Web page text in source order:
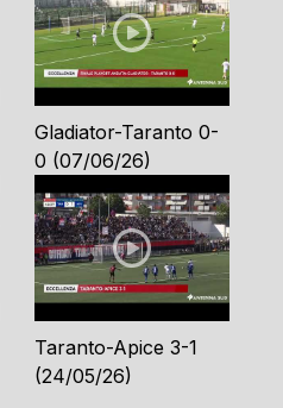
Gladiator-Taranto 0-
0 (07/06/26)
Taranto-Apice 3-1
(24/05/26)